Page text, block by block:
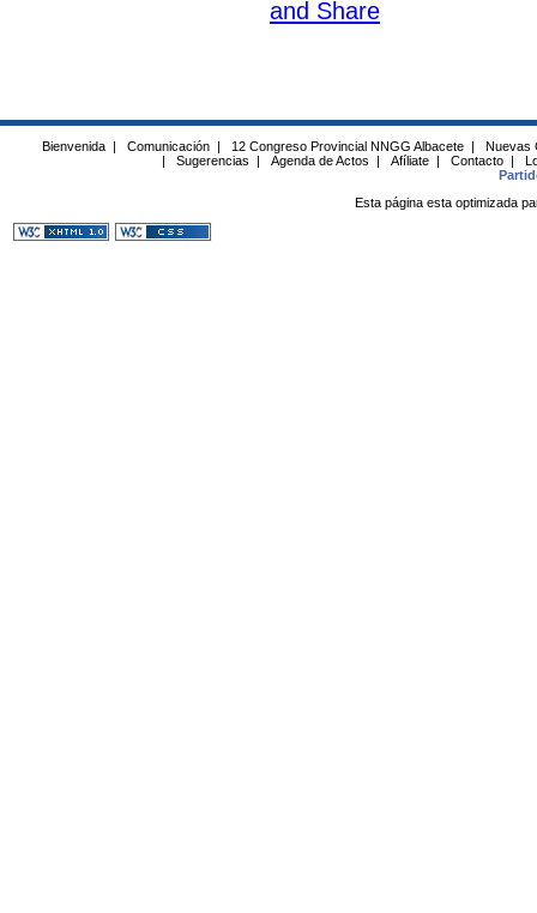
Bienvenida | Comunicación | 12 Congreso Provincial NNGG Albacete |
Nuevas
|
Sugerencias | Agenda de Actos | Afíliate | Contacto |
Esta página esta optimizada